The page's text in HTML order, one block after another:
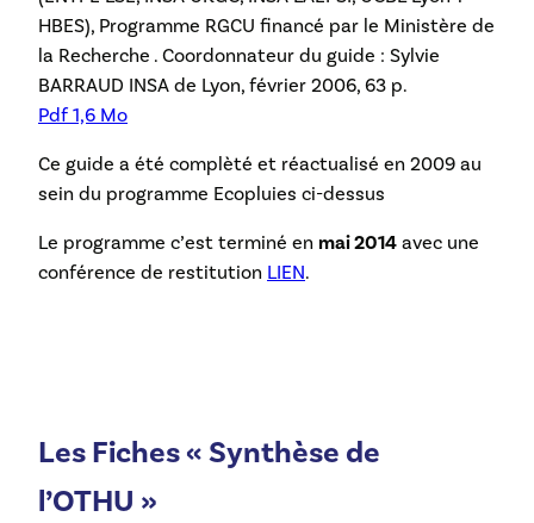
HBES), Programme RGCU financé par le Ministère de
la Recherche . Coordonnateur du guide : Sylvie
BARRAUD INSA de Lyon, février 2006, 63 p.
Pdf 1,6 Mo
Ce guide a été complèté et réactualisé en 2009 au
sein du programme Ecopluies ci-dessus
Le programme c’est terminé en mai 2014 avec une
conférence de restitution LIEN.
Les Fiches « Synthèse de
l’OTHU »